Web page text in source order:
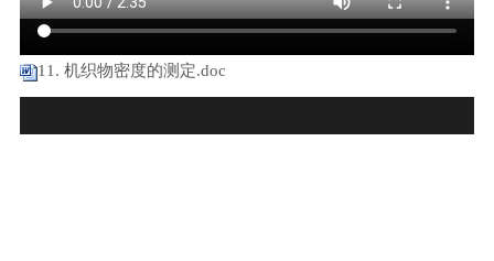
11. 机织物密度的测定.doc